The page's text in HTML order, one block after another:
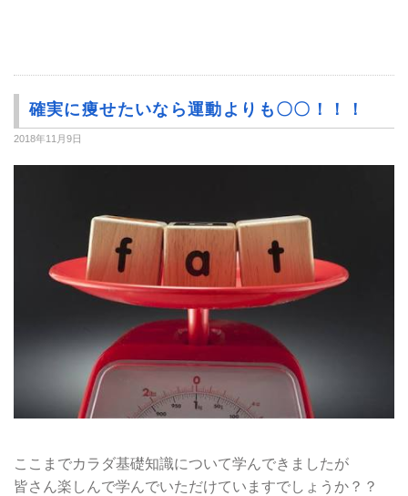
確実に痩せたいなら運動よりも〇〇！！！
2018年11月9日
ここまでカラダ基礎知識について学んできましたが
皆さん楽しんで学んでいただけていますでしょうか？？